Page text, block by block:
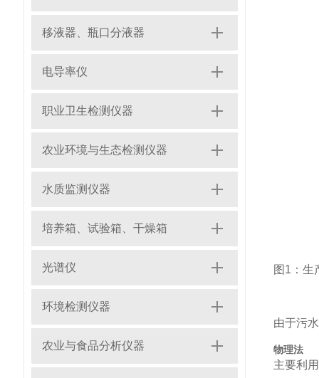
移液器、瓶口分液器
电导率仪
职业卫生检测仪器
农业环境与生态检测仪器
水质监测仪器
培养箱、试验箱、干燥箱
光谱仪
环境检测仪器
农业与食品分析仪器
图1：生
由于污
物理法
主要利